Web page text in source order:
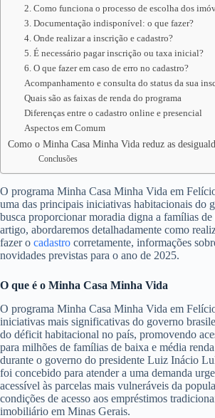
2. Como funciona o processo de escolha dos
3. Documentação indisponível: o que fazer?
4. Onde realizar a inscrição e cadastro?
5. É necessário pagar inscrição ou taxa inicial?
6. O que fazer em caso de erro no cadastro?
Acompanhamento e consulta do status da sua
Quais são as faixas de renda do programa
Diferenças entre o cadastro online e presencial
Aspectos em Comum
Como o Minha Casa Minha Vida reduz as
Conclusões
O programa Minha Casa Minha Vida em
uma das principais iniciativas habitacionais do
busca proporcionar moradia digna a famílias
artigo, abordaremos detalhadamente como
fazer o cadastro corretamente, informações
novidades previstas para o ano de 2025.
O que é o Minha Casa Minha Vida
O programa Minha Casa Minha Vida em
iniciativas mais significativas do governo
do déficit habitacional no país, promovendo
para milhões de famílias de baixa e média
durante o governo do presidente Luiz Inácio
foi concebido para atender a uma demanda
acessível às parcelas mais vulneráveis da
condições de acesso aos empréstimos
imobiliário em Minas Gerais.